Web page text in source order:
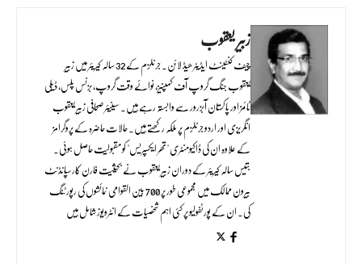
زبیر یعقوب
چیف کنٹینٹ ایڈیٹر ھیڈ لائن۔ جرنلزم کے 32 سالہ کیریئر میں زبیر
یعقوب جنگ گروپ آف کمپنیز، نوائے وقت گروپ، بزنس پلس، ڈیلی
ٹائمز اور پاکستان آبزرور سے وابستہ رہے ہیں۔ سینیئر صحافی زبیر یعقوب
انگریزی اور اردو جرنلزم پر ملکہ رکھتے ہیں۔ حالات حاضرہ کے پروگرامز
کے علاوہ ان کی ڈاکیومنٹری "تھر ایکسپریس" کو مقبولیت حاصل ہوئی۔
بتیس سالہ کیریئر کے دوران زبیر یعقوب نے بحیثیت فارن کارسپانڈنٹ
بیرون ممالک میں مجموعی طور پر 700 بین القوامی نمائشوں کی رپورٹنگ
کی۔ ان کے پورٹفولیو پر کئی اہم شخصیات کے انٹرویوز شامل ہیں